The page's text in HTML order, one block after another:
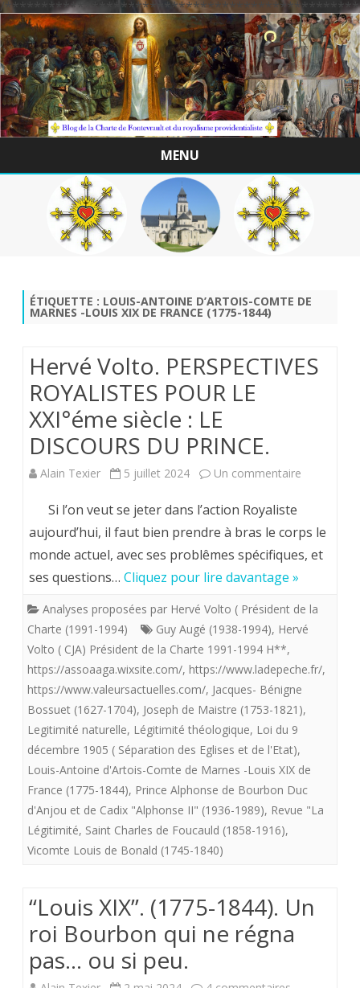
/
MENU
Skip
to
content
ÉTIQUETTE : LOUIS-ANTOINE D’ARTOIS-COMTE DE
MARNES -LOUIS XIX DE FRANCE (1775-1844)
Hervé Volto. PERSPECTIVES
ROYALISTES POUR LE
XXI°éme siècle : LE
DISCOURS DU PRINCE.
Alain Texier 5 juillet 2024 Un commentaire
Volto.
POUR
XXI°éme
siècle
DU
Si l’on veut se jeter dans l’action Royaliste
aujourd’hui, il faut bien prendre à bras le corps le
monde actuel, avec ses problêmes spécifiques, et
ses questions… Cliquez pour lire davantage »
Analyses proposées par Hervé Volto ( Président de la
Charte (1991-1994)
Guy Augé (1938-1994), Hervé
Volto ( CJA) Président de la Charte 1991-1994 H**,
https://assoaaga.wixsite.com/, https://www.ladepeche.fr/,
https://www.valeursactuelles.com/, Jacques- Bénigne
Bossuet (1627-1704), Joseph de Maistre (1753-1821),
Legitimité naturelle, Légitimité théologique, Loi du 9
décembre 1905 ( Séparation des Eglises et de l'Etat),
Louis-Antoine d'Artois-Comte de Marnes -Louis XIX de
France (1775-1844), Prince Alphonse de Bourbon Duc
d'Anjou et de Cadix "Alphonse II" (1936-1989), Revue "La
Légitimité, Saint Charles de Foucauld (1858-1916),
Vicomte Louis de Bonald (1745-1840)
“Louis XIX”. (1775-1844). Un
roi Bourbon qui ne régna
pas… ou si peu.